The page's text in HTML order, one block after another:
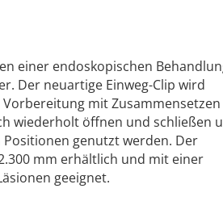
einer endoskopischen
Der neuartige Einweg-Clip wird
mit
wiederholt öffnen und schließen
genutzt werden. Der
mm erhältlich und mit einer
geeignet.